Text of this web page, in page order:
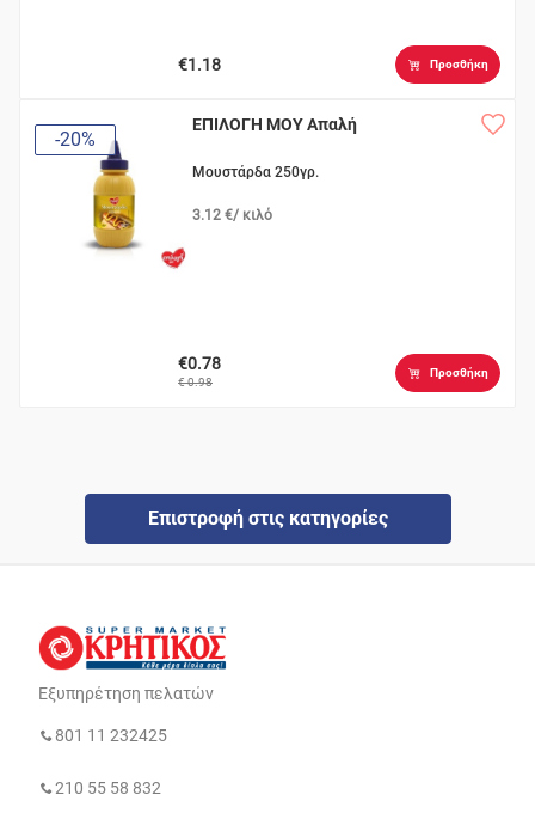
€1.18 Προσθήκη
-20%
ΕΠΙΛΟΓΗ ΜΟΥ Απαλή
Μουστάρδα 250γρ.
3.12 €/ κιλό
€0.78
€ 0.98
Προσθήκη
Επιστροφή στις κατηγορίες
Εξυπηρέτηση πελατών
801 11 232425
210 55 58 832